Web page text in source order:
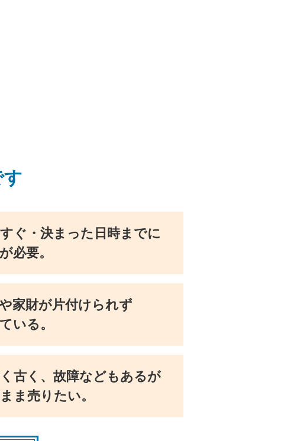
す
ぐ・決まった日時までに
必要。
家財が片付けられず
いる。
古く、故障などもあるが
ま売りたい。